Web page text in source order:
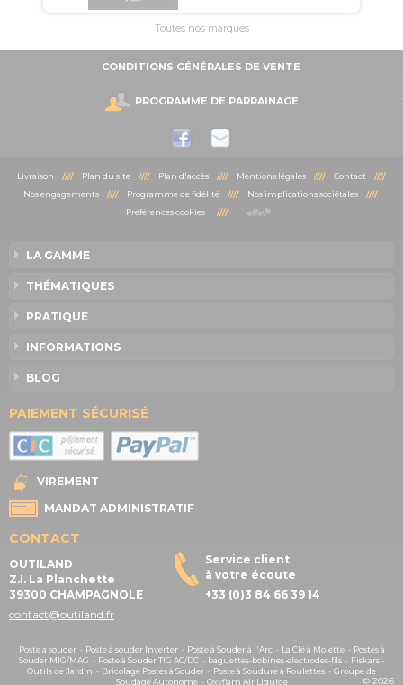
Toutes nos marques
CONDITIONS GÉNÉRALES DE VENTE
PROGRAMME DE PARRAINAGE
Livraison //// Plan du site //// Plan d'accès //// Mentions légales //// Contact ////
Nos engagements//// Programme de fidélité//// Nos implications sociétales////
Préférences cookies
////
LA GAMME
THÉMATIQUES
PRATIQUE
INFORMATIONS
BLOG
PAIEMENT SÉCURISÉ
VIREMENT
MANDAT ADMINISTRATIF
CONTACT
OUTILAND
Z.I. La Planchette
39300 CHAMPAGNOLE
contact@outiland.fr
Service client
à votre écoute
+33 (0)3 84 66 39 14
Poste a souder- Poste à souder Inverter- Poste à Souder à l'Arc - La Clé à Molette- Postes à
Souder MIG/MAG - Poste à Souder TIG AC/DC - baguettes-bobines-electrodes-fils - Fiskars -
Outils de Jardin - Bricolage Postes à Souder - Poste à Soudure à Roulettes - Groupe de
Soudage Autonome- Oxyflam Air Liquide © 2026